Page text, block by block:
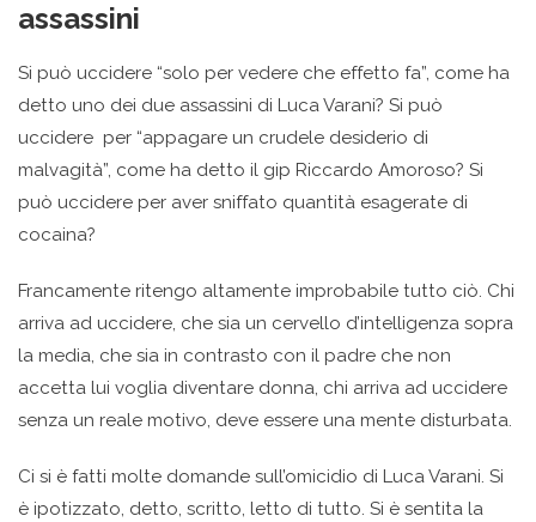
assassini
Si può uccidere “solo per vedere che effetto fa”, come ha
detto uno dei due assassini di Luca Varani? Si può
uccidere per “appagare un crudele desiderio di
malvagità”, come ha detto il gip Riccardo Amoroso? Si
può uccidere per aver sniffato quantità esagerate di
cocaina?
Francamente ritengo altamente improbabile tutto ciò. Chi
arriva ad uccidere, che sia un cervello d’intelligenza sopra
la media, che sia in contrasto con il padre che non
accetta lui voglia diventare donna, chi arriva ad uccidere
senza un reale motivo, deve essere una mente disturbata.
Ci si è fatti molte domande sull’omicidio di Luca Varani. Si
è ipotizzato, detto, scritto, letto di tutto. Si è sentita la